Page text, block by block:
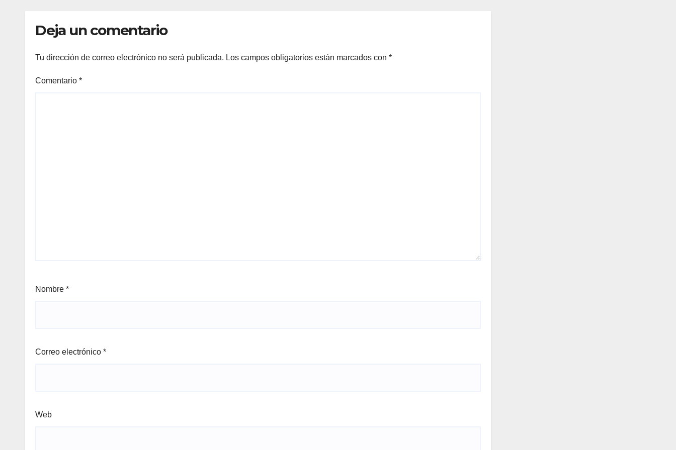
Deja un comentario
Tu dirección de correo electrónico no será publicada. Los campos obligatorios están marcados con *
Comentario *
Nombre *
Correo electrónico *
Web